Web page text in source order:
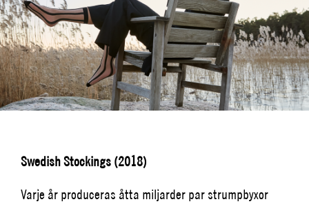
Swedish Stockings (2018)
Varje år produceras åtta miljarder par strumpbyxor